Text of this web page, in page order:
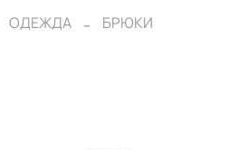
ОДЕЖДА БРЮКИ